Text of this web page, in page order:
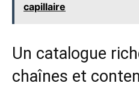
capillaire
Un catalogue
chaînes et